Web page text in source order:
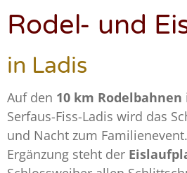
Rodel- und
in Ladis
Auf den 10 km Rodelbahnen
Serfaus-Fiss-Ladis wird das
und Nacht zum
Ergänzung steht der